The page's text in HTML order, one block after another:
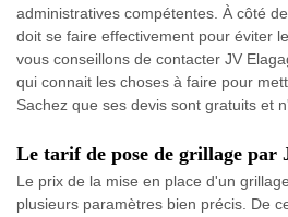
administratives compétentes. À côté
doit se faire effectivement pour éviter
vous conseillons de contacter JV
qui connait les choses à faire pour
Sachez que ses devis sont gratuits et
Le tarif de pose de grillage par
Le prix de la mise en place d'un
plusieurs paramètres bien précis. De